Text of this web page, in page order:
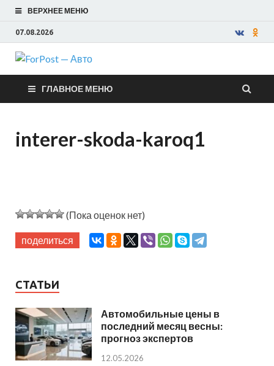
ВЕРХНЕЕ МЕНЮ
07.08.2026
ForPost —
Авто
ГЛАВНОЕ МЕНЮ
interer-skoda-karoq1
(Пока оценок нет)
поделиться
СТАТЬИ
Автомобильные цены в
последний месяц весны:
прогноз экспертов
12.05.2026